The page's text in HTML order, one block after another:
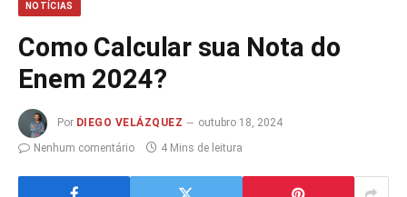
NOTÍCIAS
Como Calcular sua Nota do
Enem 2024?
Por DIEGO VELÁZQUEZ
outubro 18, 2024
Nenhum comentário
4 Mins de leitura